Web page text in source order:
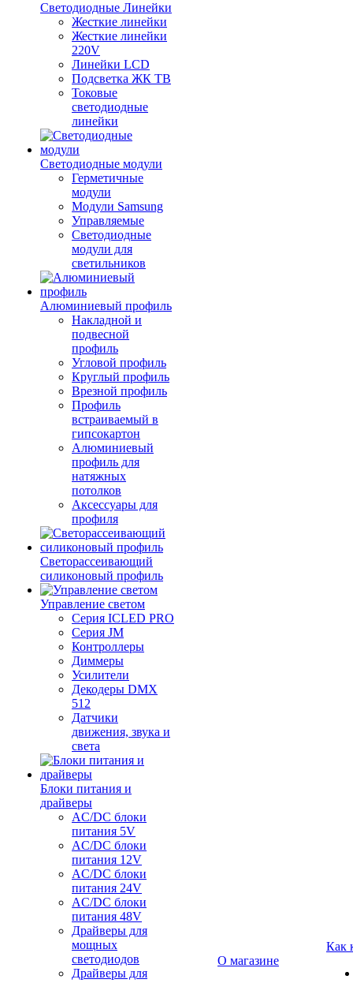
Светодиодные Линейки
Жесткие линейки
Жесткие линейки
220V
Линейки LCD
Подсветка ЖК ТВ
Токовые
светодиодные
линейки
Светодиодные модули
Герметичные
модули
Модули Samsung
Управляемые
Светодиодные
модули для
светильников
Алюминиевый профиль
Накладной и
подвесной
профиль
Угловой профиль
Круглый профиль
Врезной профиль
Профиль
встраиваемый в
гипсокартон
Алюминиевый
профиль для
натяжных
потолков
Аксессуары для
профиля
Светорассеивающий
силиконовый профиль
Управление светом
Серия ICLED PRO
Серия JM
Контроллеры
Диммеры
Усилители
Декодеры DMX
512
Датчики
движения, звука и
света
Блоки питания и
драйверы
AC/DC блоки
питания 5V
AC/DC блоки
питания 12V
AC/DC блоки
питания 24V
AC/DC блоки
питания 48V
Драйверы для
мощных
светодиодов
Драйверы для
О магазине
Как